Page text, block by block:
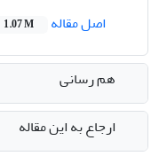
اصل مقاله
1.07 M
هم رسانی
ارجاع به این مقاله